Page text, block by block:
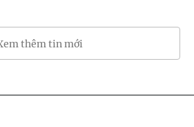
thêm tin mới